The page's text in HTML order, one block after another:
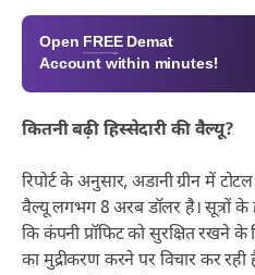
Open FREE Demat
Account within minutes!
कितनी बढ़ी हिस्सेदारी की वैल्यू?
रिपोर्ट के अनुसार, अडानी ग्रीन में
वैल्यू लगभग 8 अरब डॉलर है। सूत्रों के
कि कंपनी प्रॉफिट को सुरक्षित रखने
का मुद्रीकरण करने पर विचार कर